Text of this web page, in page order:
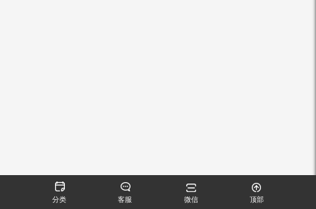
分类 客服 微信 顶部